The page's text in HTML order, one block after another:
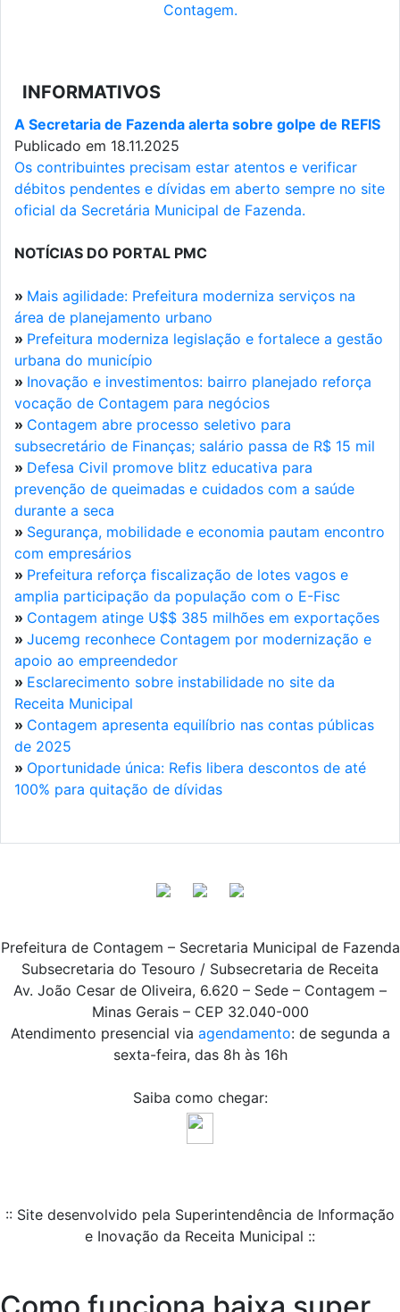
Contagem.
INFORMATIVOS
A Secretaria de Fazenda alerta sobre golpe de REFIS
Publicado em 18.11.2025
Os contribuintes precisam estar atentos e verificar
débitos pendentes e dívidas em aberto sempre no site
oficial da Secretária Municipal de Fazenda.
NOTÍCIAS DO PORTAL PMC
» Mais agilidade: Prefeitura moderniza serviços na
área de planejamento urbano
» Prefeitura moderniza legislação e fortalece a gestão
urbana do município
» Inovação e investimentos: bairro planejado reforça
vocação de Contagem para negócios
» Contagem abre processo seletivo para
subsecretário de Finanças; salário passa de R$ 15 mil
» Defesa Civil promove blitz educativa para
prevenção de queimadas e cuidados com a saúde
durante a seca
» Segurança, mobilidade e economia pautam encontro
com empresários
» Prefeitura reforça fiscalização de lotes vagos e
amplia participação da população com o E-Fisc
» Contagem atinge U$$ 385 milhões em exportações
» Jucemg reconhece Contagem por modernização e
apoio ao empreendedor
» Esclarecimento sobre instabilidade no site da
Receita Municipal
» Contagem apresenta equilíbrio nas contas públicas
de 2025
» Oportunidade única: Refis libera descontos de até
100% para quitação de dívidas
Prefeitura de Contagem – Secretaria Municipal de Fazenda
Subsecretaria do Tesouro / Subsecretaria de Receita
Av. João Cesar de Oliveira, 6.620 – Sede – Contagem –
Minas Gerais – CEP 32.040-000
Atendimento presencial via agendamento: de segunda a
sexta-feira, das 8h às 16h
Saiba como chegar:
:: Site desenvolvido pela Superintendência de Informação
e Inovação da Receita Municipal ::